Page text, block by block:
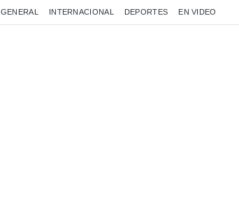
GENERAL INTERNACIONAL DEPORTES EN VIDEO